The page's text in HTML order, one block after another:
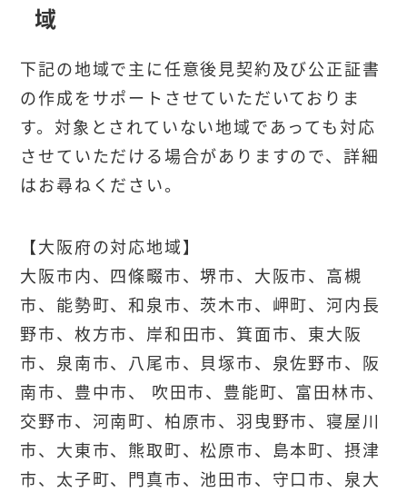
域
下記の地域で主に任意後見契約及び公正証書
の作成をサポートさせていただいておりま
す。対象とされていない地域であっても対応
させていただける場合がありますので、詳細
はお尋ねください。
【大阪府の対応地域】
大阪市内、四條畷市、堺市、大阪市、高槻
市、能勢町、和泉市、茨木市、岬町、河内長
野市、枚方市、岸和田市、箕面市、東大阪
市、泉南市、八尾市、貝塚市、泉佐野市、阪
南市、豊中市、 吹田市、豊能町、富田林市、
交野市、河南町、柏原市、羽曳野市、寝屋川
市、大東市、熊取町、松原市、島本町、摂津
市、太子町、門真市、池田市、守口市、泉大